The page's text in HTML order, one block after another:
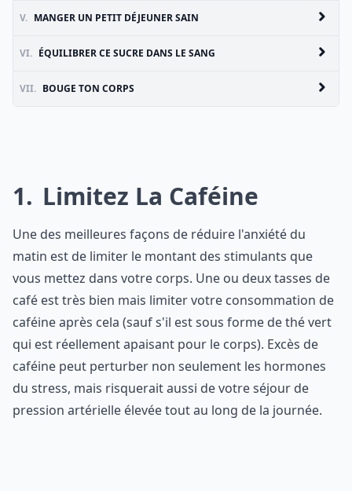
V. MANGER UN PETIT DÉJEUNER SAIN
VI. ÉQUILIBRER CE SUCRE DANS LE SANG
VII. BOUGE TON CORPS
1 Limitez La Caféine
Une des meilleures façons de réduire l'anxiété du
matin est de limiter le montant des stimulants que
vous mettez dans votre corps. Une ou deux tasses de
café est très bien mais limiter votre consommation de
caféine après cela (sauf s'il est sous forme de thé vert
qui est réellement apaisant pour le corps). Excès de
caféine peut perturber non seulement les hormones
du stress, mais risquerait aussi de votre séjour de
pression artérielle élevée tout au long de la journée.